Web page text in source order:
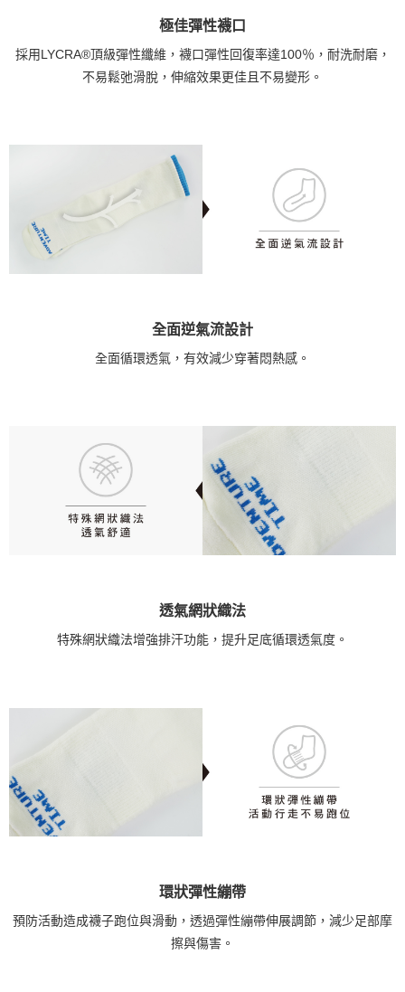
極佳彈性襪口
採用LYCRA®頂級彈性纖維，襪口彈性回復率達100％，耐洗耐磨，
不易鬆弛滑脫，伸縮效果更佳且不易變形。
全面逆氣流設計
全面循環透氣，有效減少穿著悶熱感。
透氣網狀織法
特殊網狀織法增強排汗功能，提升足底循環透氣度。
環狀彈性繃帶
預防活動造成襪子跑位與滑動，透過彈性繃帶伸展調節，減少足部摩
擦與傷害。